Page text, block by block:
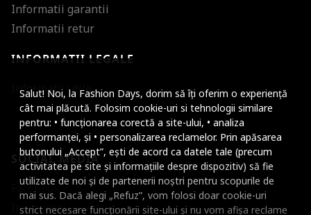
Salut! Noi, la Fashion Days, dorim să îți oferim o experiență
cât mai plăcută. Folosim cookie-uri si tehnologii similare
pentru: • funcționarea corectă a site-ului, • analiza
performanței, și • personalizarea reclamelor. Prin apăsarea
butonului „Accept”, ești de acord ca datele tale (precum
activitatea pe site și informațiile despre dispozitiv) să fie
utilizate de noi și de partenerii noștri pentru scopurile de
mai sus. Dacă alegi „Refuz”, vom folosi doar cookie-uri
strict necesare funcționării site-ului și nu vom afișa reclame
Informatii garantii
Informatii retur
INFORMATII LEGALE
Informatii utile
SOCIAL MEDIA
Facebook
Instagram
Micsoreaza
Mareste spatierea
Micsoreaza
Mareste inaltimea